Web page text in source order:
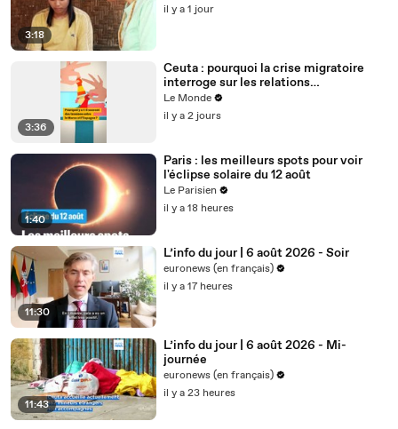
3:18
il y a 1 jour
3:36
Ceuta : pourquoi la crise migratoire
interroge sur les relations
diplomatiques entre le Maroc et
l’Espagne ?
Le Monde
il y a 2 jours
1:40
Paris : les meilleurs spots pour voir
l'éclipse solaire du 12 août
Le Parisien
il y a 18 heures
11:30
L’info du jour | 6 août 2026 - Soir
euronews (en français)
il y a 17 heures
11:43
L’info du jour | 6 août 2026 - Mi-
journée
euronews (en français)
il y a 23 heures